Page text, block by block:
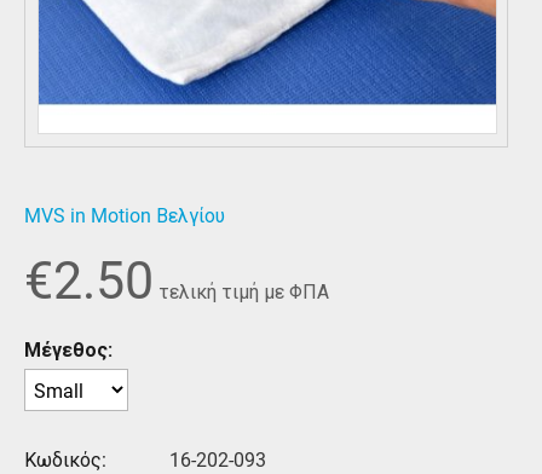
MVS in Motion Βελγίου
€2.50 τελική τιμή με ΦΠΑ
Μέγεθος:
Κωδικός:
16-202-093